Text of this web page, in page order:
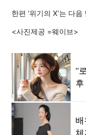
한편 ‘위기의 X’는 다
<사진제공 =웨이브>